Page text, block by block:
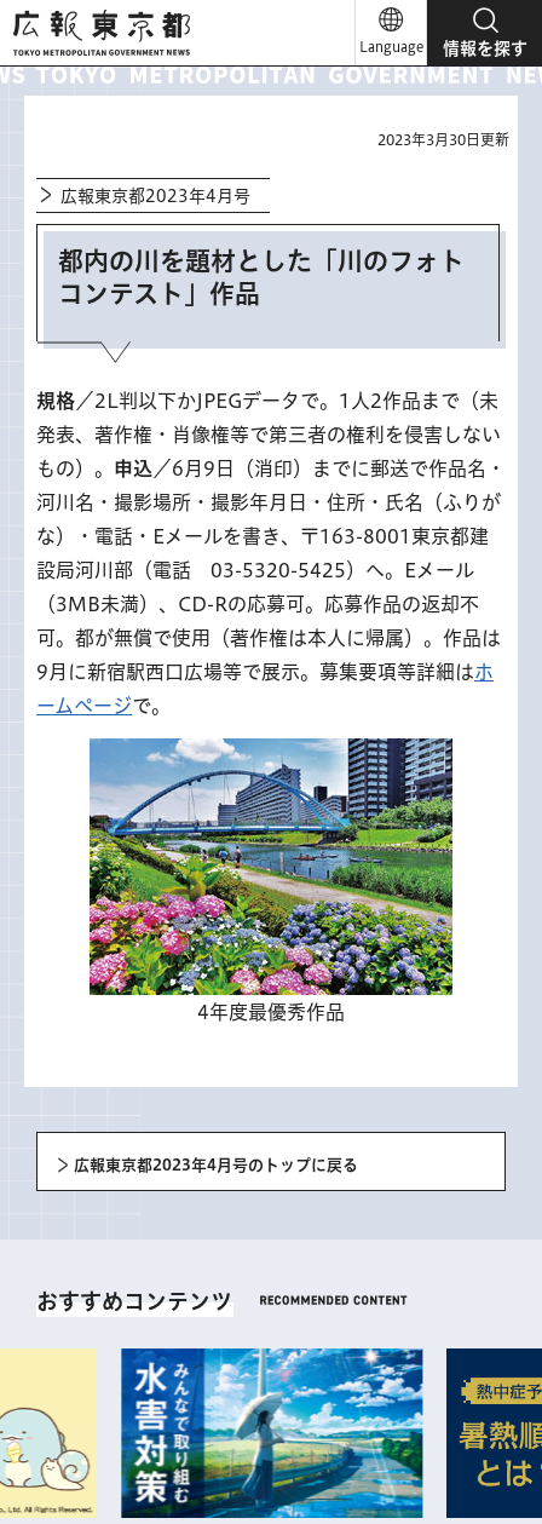
広報東京都
Language 情報を探す
2023年3月30日更新
広報東京都2023年4月号
都内の川を題材とした「川のフォト
コンテスト」作品
規格 ／2L判以下かJPEGデータで。1人2作品まで（未
発表、著作権・肖像権等で第三者の権利を侵害しない
もの）。
申込 ／6月9日（消印）までに郵送で作品名・
河川名・撮影場所・撮影年月日・住所・氏名（ふりが
な）・電話・Eメールを書き、〒163-8001東京都建
設局河川部（電話 03-5320-5425）へ。Eメール
（3MB未満）、CD-Rの応募可。応募作品の返却不
可。都が無償で使用（著作権は本人に帰属）。作品は
9月に新宿駅西口広場等で展示。募集要項等詳細はホ
ームページで。
4年度最優秀作品
広報東京都2023年4月号のトップに戻る
おすすめコンテンツ